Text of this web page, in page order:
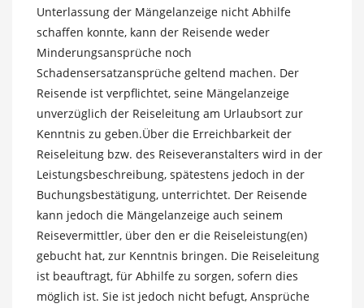
Unterlassung der Mängelanzeige nicht Abhilfe
schaffen konnte, kann der Reisende weder
Minderungsansprüche noch
Schadensersatzansprüche geltend machen. Der
Reisende ist verpflichtet, seine Mängelanzeige
unverzüglich der Reiseleitung am Urlaubsort zur
Kenntnis zu geben.Über die Erreichbarkeit der
Reiseleitung bzw. des Reiseveranstalters wird in der
Leistungsbeschreibung, spätestens jedoch in der
Buchungsbestätigung, unterrichtet. Der Reisende
kann jedoch die Mängelanzeige auch seinem
Reisevermittler, über den er die Reiseleistung(en)
gebucht hat, zur Kenntnis bringen. Die Reiseleitung
ist beauftragt, für Abhilfe zu sorgen, sofern dies
möglich ist. Sie ist jedoch nicht befugt, Ansprüche